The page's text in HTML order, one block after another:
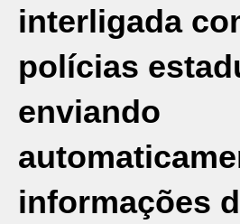
interligada
polícias
enviando
informações